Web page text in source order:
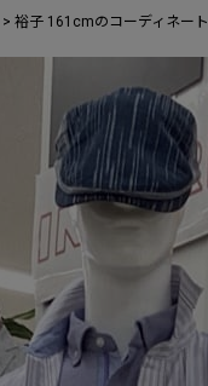
裕子 161cmのコーディネート